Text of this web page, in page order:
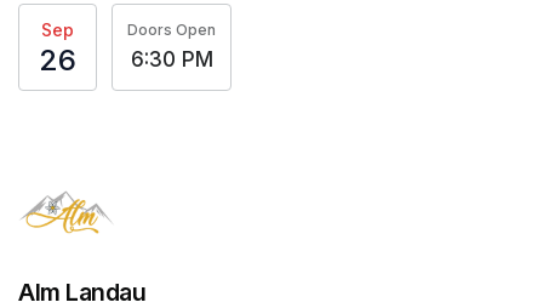
Sep
26
Doors Open
6:30 PM
Alm Landau